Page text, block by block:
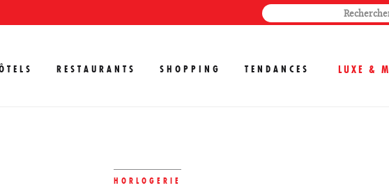
RESTAURANTS SHOPPING TENDANCES LUXE &
HORLOGERIE